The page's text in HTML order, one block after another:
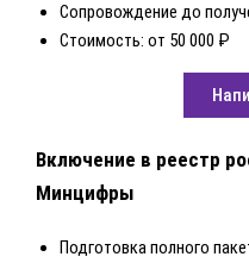
Сопровождение до
Стоимость: от 50 000 ₽
Включение в реестр
Минцифры
Подготовка полного